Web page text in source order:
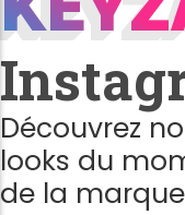
Découvrez
looks du
de la